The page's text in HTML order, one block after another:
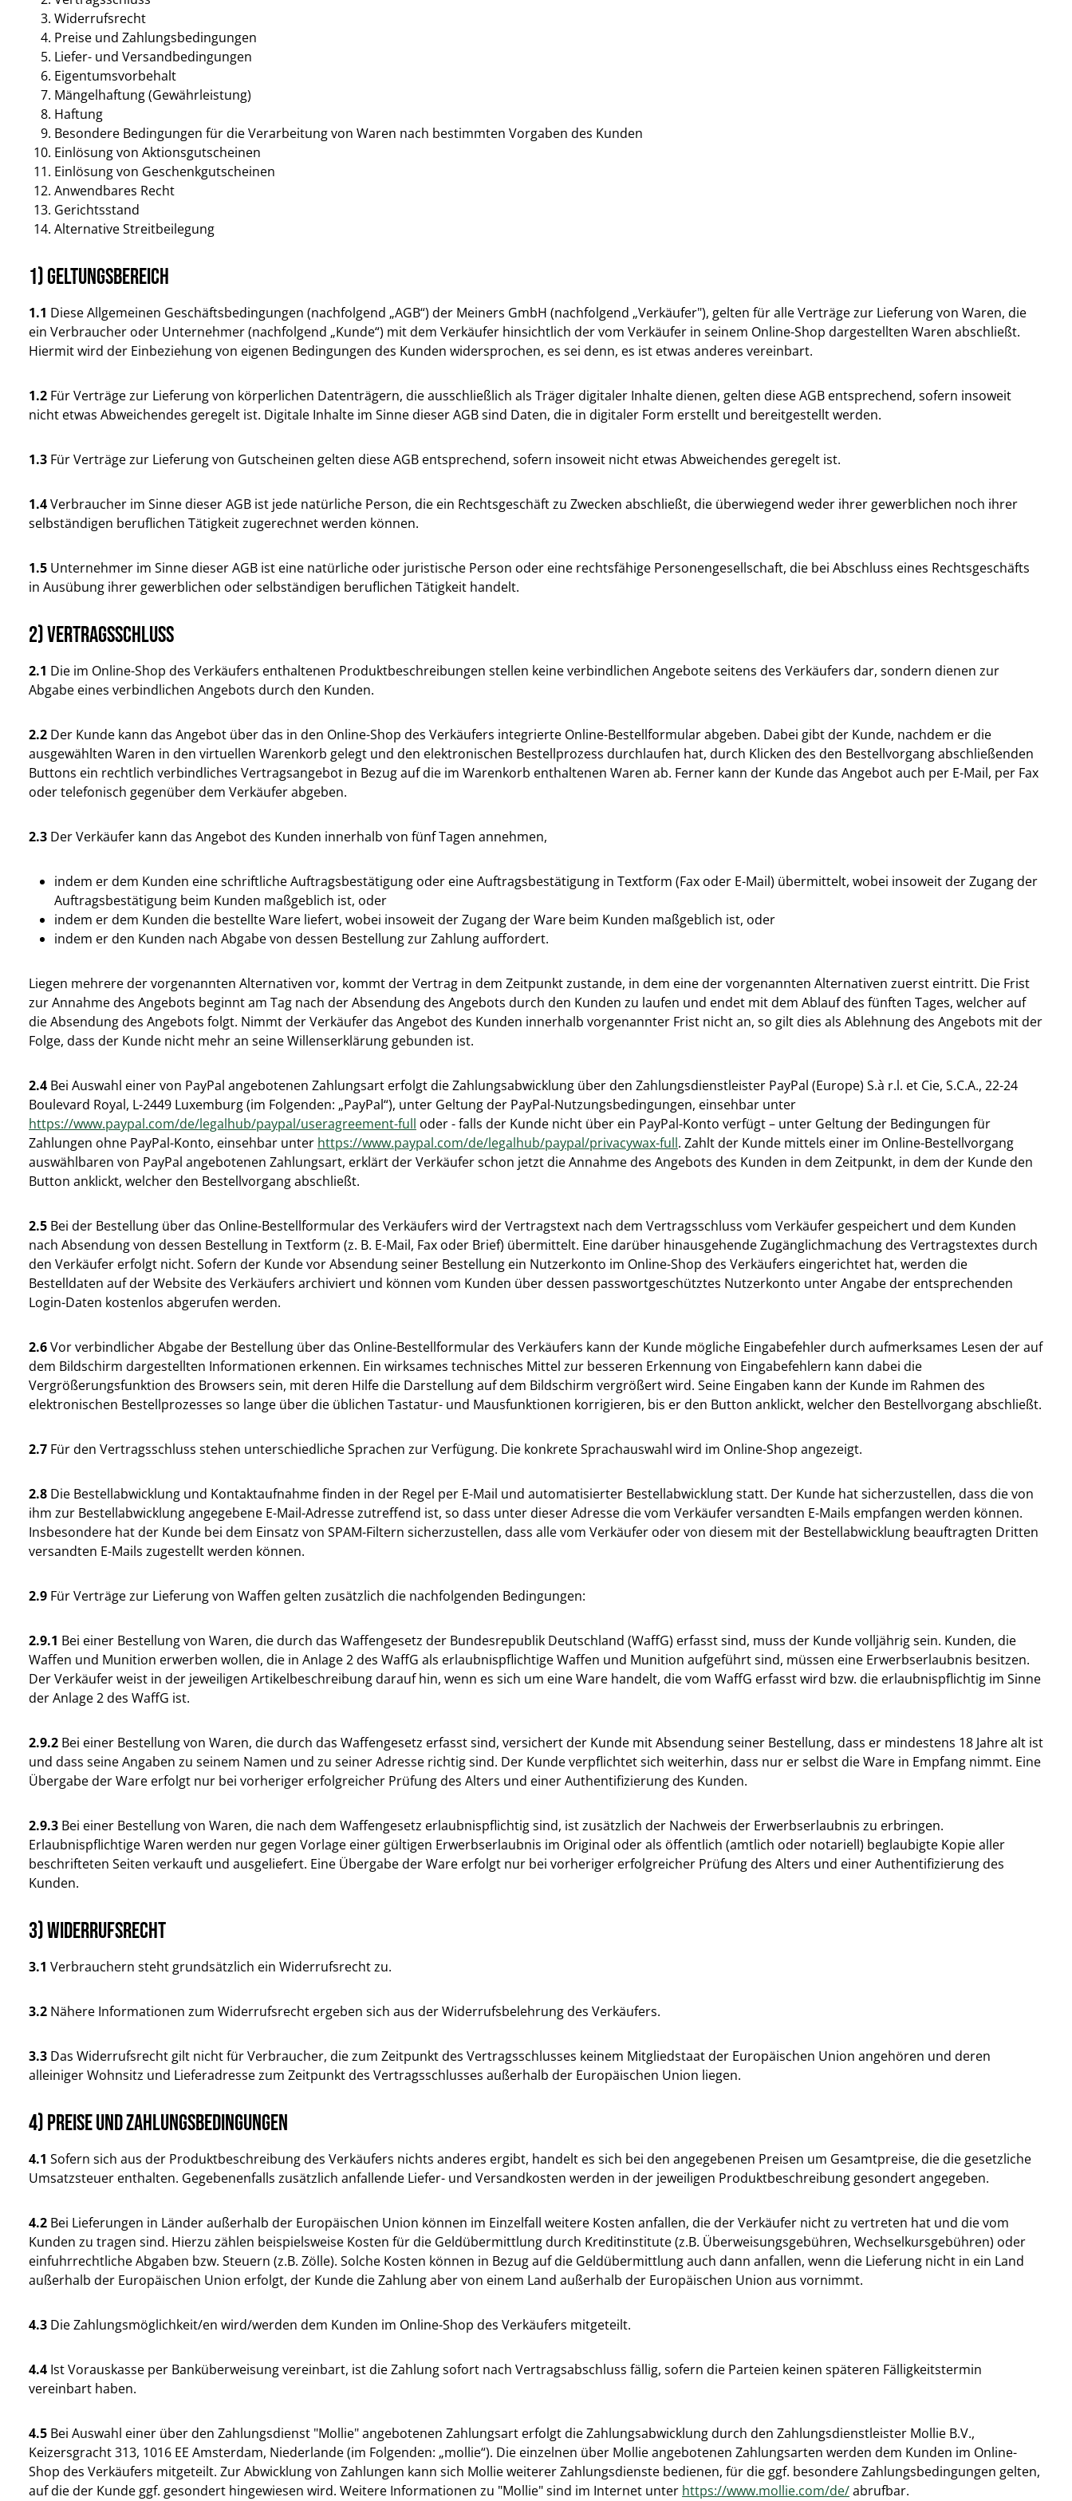
Widerrufsrecht
Preise und Zahlungsbedingungen
Liefer- und Versandbedingungen
Eigentumsvorbehalt
Mängelhaftung (Gewährleistung)
Haftung
Besondere Bedingungen für die Verarbeitung von Waren nach bestimmten Vorgaben des Kunden
Einlösung von Aktionsgutscheinen
Einlösung von Geschenkgutscheinen
Anwendbares Recht
Gerichtsstand
Alternative Streitbeilegung
1) Geltungsbereich
1.1 Diese Allgemeinen Geschäftsbedingungen (nachfolgend „AGB“) der Meiners GmbH (nachfolgend „Verkäufer"), gelten für alle Verträge zur Lieferung von Waren, die
ein Verbraucher oder Unternehmer (nachfolgend „Kunde“) mit dem Verkäufer hinsichtlich der vom Verkäufer in seinem Online-Shop dargestellten Waren abschließt.
Hiermit wird der Einbeziehung von eigenen Bedingungen des Kunden widersprochen, es sei denn, es ist etwas anderes vereinbart.
1.2 Für Verträge zur Lieferung von körperlichen Datenträgern, die ausschließlich als Träger digitaler Inhalte dienen, gelten diese AGB entsprechend, sofern insoweit
nicht etwas Abweichendes geregelt ist. Digitale Inhalte im Sinne dieser AGB sind Daten, die in digitaler Form erstellt und bereitgestellt werden.
1.3 Für Verträge zur Lieferung von Gutscheinen gelten diese AGB entsprechend, sofern insoweit nicht etwas Abweichendes geregelt ist.
1.4Verbraucher im Sinne dieser AGB ist jede natürliche Person, die ein Rechtsgeschäft zu Zwecken abschließt, die überwiegend weder ihrer gewerblichen noch ihrer
selbständigen beruflichen Tätigkeit zugerechnet werden können.
1.5 Unternehmer im Sinne dieser AGB ist eine natürliche oder juristische Person oder eine rechtsfähige Personengesellschaft, die bei Abschluss eines Rechtsgeschäfts
in Ausübung ihrer gewerblichen oder selbständigen beruflichen Tätigkeit handelt.
2) Vertragsschluss
2.1 Die im Online-Shop des Verkäufers enthaltenen Produktbeschreibungen stellen keine verbindlichen Angebote seitens des Verkäufers dar, sondern dienen zur
Abgabe eines verbindlichen Angebots durch den Kunden.
2.2 Der Kunde kann das Angebot über das in den Online-Shop des Verkäufers integrierte Online-Bestellformular abgeben. Dabei gibt der Kunde, nachdem er die
ausgewählten Waren in den virtuellen Warenkorb gelegt und den elektronischen Bestellprozess durchlaufen hat, durch Klicken des den Bestellvorgang abschließenden
Buttons ein rechtlich verbindliches Vertragsangebot in Bezug auf die im Warenkorb enthaltenen Waren ab. Ferner kann der Kunde das Angebot auch per E-Mail, per Fax
oder telefonisch gegenüber dem Verkäufer abgeben.
2.3 Der Verkäufer kann das Angebot des Kunden innerhalb von fünf Tagen annehmen,
indem er dem Kunden eine schriftliche Auftragsbestätigung oder eine Auftragsbestätigung in Textform (Fax oder E-Mail) übermittelt, wobei insoweit der Zugang der
Auftragsbestätigung beim Kunden maßgeblich ist, oder
indem er dem Kunden die bestellte Ware liefert, wobei insoweit der Zugang der Ware beim Kunden maßgeblich ist, oder
indem er den Kunden nach Abgabe von dessen Bestellung zur Zahlung auffordert.
Liegen mehrere der vorgenannten Alternativen vor, kommt der Vertrag in dem Zeitpunkt zustande, in dem eine der vorgenannten Alternativen zuerst eintritt. Die Frist
zur Annahme des Angebots beginnt am Tag nach der Absendung des Angebots durch den Kunden zu laufen und endet mit dem Ablauf des fünften Tages, welcher auf
die Absendung des Angebots folgt. Nimmt der Verkäufer das Angebot des Kunden innerhalb vorgenannter Frist nicht an, so gilt dies als Ablehnung des Angebots mit der
Folge, dass der Kunde nicht mehr an seine Willenserklärung gebunden ist.
2.4 Bei Auswahl einer von PayPal angebotenen Zahlungsart erfolgt die Zahlungsabwicklung über den Zahlungsdienstleister PayPal (Europe) S.à r.l. et Cie, S.C.A., 22-24
Boulevard Royal, L-2449 Luxemburg (im Folgenden: „PayPal“), unter Geltung der PayPal-Nutzungsbedingungen, einsehbar unter
https://www.paypal.com/de/legalhub/paypal/useragreement-full oder - falls der Kunde nicht über ein PayPal-Konto verfügt – unter Geltung der Bedingungen für
Zahlungen ohne PayPal-Konto, einsehbar unter https://www.paypal.com/de/legalhub/paypal/privacywax-full. Zahlt der Kunde mittels einer im Online-Bestellvorgang
auswählbaren von PayPal angebotenen Zahlungsart, erklärt der Verkäufer schon jetzt die Annahme des Angebots des Kunden in dem Zeitpunkt, in dem der Kunde den
Button anklickt, welcher den Bestellvorgang abschließt.
2.5 Bei der Bestellung über das Online-Bestellformular des Verkäufers wird der Vertragstext nach dem Vertragsschluss vom Verkäufer gespeichert und dem Kunden
nach Absendung von dessen Bestellung in Textform (z. B. E-Mail, Fax oder Brief) übermittelt. Eine darüber hinausgehende Zugänglichmachung des Vertragstextes durch
den Verkäufer erfolgt nicht. Sofern der Kunde vor Absendung seiner Bestellung ein Nutzerkonto im Online-Shop des Verkäufers eingerichtet hat, werden die
Bestelldaten auf der Website des Verkäufers archiviert und können vom Kunden über dessen passwortgeschütztes Nutzerkonto unter Angabe der entsprechenden
Login-Daten kostenlos abgerufen werden.
2.6Vor verbindlicher Abgabe der Bestellung über das Online-Bestellformular des Verkäufers kann der Kunde mögliche Eingabefehler durch aufmerksames Lesen der auf
dem Bildschirm dargestellten Informationen erkennen. Ein wirksames technisches Mittel zur besseren Erkennung von Eingabefehlern kann dabei die
Vergrößerungsfunktion des Browsers sein, mit deren Hilfe die Darstellung auf dem Bildschirm vergrößert wird. Seine Eingaben kann der Kunde im Rahmen des
elektronischen Bestellprozesses so lange über die üblichen Tastatur- und Mausfunktionen korrigieren, bis er den Button anklickt, welcher den Bestellvorgang abschließt.
2.7 Für den Vertragsschluss stehen unterschiedliche Sprachen zur Verfügung. Die konkrete Sprachauswahl wird im Online-Shop angezeigt.
2.8 Die Bestellabwicklung und Kontaktaufnahme finden in der Regel per E-Mail und automatisierter Bestellabwicklung statt. Der Kunde hat sicherzustellen, dass die von
ihm zur Bestellabwicklung angegebene E-Mail-Adresse zutreffend ist, so dass unter dieser Adresse die vom Verkäufer versandten E-Mails empfangen werden können.
Insbesondere hat der Kunde bei dem Einsatz von SPAM-Filtern sicherzustellen, dass alle vom Verkäufer oder von diesem mit der Bestellabwicklung beauftragten Dritten
versandten E-Mails zugestellt werden können.
2.9 Für Verträge zur Lieferung von Waffen gelten zusätzlich die nachfolgenden Bedingungen:
2.9.1 Bei einer Bestellung von Waren, die durch das Waffengesetz der Bundesrepublik Deutschland (WaffG) erfasst sind, muss der Kunde volljährig sein. Kunden, die
Waffen und Munition erwerben wollen, die in Anlage 2 des WaffG als erlaubnispflichtige Waffen und Munition aufgeführt sind, müssen eine Erwerbserlaubnis besitzen.
Der Verkäufer weist in der jeweiligen Artikelbeschreibung darauf hin, wenn es sich um eine Ware handelt, die vom WaffG erfasst wird bzw. die erlaubnispflichtig im Sinne
der Anlage 2 des WaffG ist.
2.9.2 Bei einer Bestellung von Waren, die durch das Waffengesetz erfasst sind, versichert der Kunde mit Absendung seiner Bestellung, dass er mindestens 18 Jahre alt ist
und dass seine Angaben zu seinem Namen und zu seiner Adresse richtig sind. Der Kunde verpflichtet sich weiterhin, dass nur er selbst die Ware in Empfang nimmt. Eine
Übergabe der Ware erfolgt nur bei vorheriger erfolgreicher Prüfung des Alters und einer Authentifizierung des Kunden.
2.9.3 Bei einer Bestellung von Waren, die nach dem Waffengesetz erlaubnispflichtig sind, ist zusätzlich der Nachweis der Erwerbserlaubnis zu erbringen.
Erlaubnispflichtige Waren werden nur gegen Vorlage einer gültigen Erwerbserlaubnis im Original oder als öffentlich (amtlich oder notariell) beglaubigte Kopie aller
beschrifteten Seiten verkauft und ausgeliefert. Eine Übergabe der Ware erfolgt nur bei vorheriger erfolgreicher Prüfung des Alters und einer Authentifizierung des
Kunden.
3) Widerrufsrecht
3.1 Verbrauchern steht grundsätzlich ein Widerrufsrecht zu.
3.2 Nähere Informationen zum Widerrufsrecht ergeben sich aus der Widerrufsbelehrung des Verkäufers.
3.3 Das Widerrufsrecht gilt nicht für Verbraucher, die zum Zeitpunkt des Vertragsschlusses keinem Mitgliedstaat der Europäischen Union angehören und deren
alleiniger Wohnsitz und Lieferadresse zum Zeitpunkt des Vertragsschlusses außerhalb der Europäischen Union liegen.
4) Preise und Zahlungsbedingungen
4.1 Sofern sich aus der Produktbeschreibung des Verkäufers nichts anderes ergibt, handelt es sich bei den angegebenen Preisen um Gesamtpreise, die die gesetzliche
Umsatzsteuer enthalten. Gegebenenfalls zusätzlich anfallende Liefer- und Versandkosten werden in der jeweiligen Produktbeschreibung gesondert angegeben.
4.2 Bei Lieferungen in Länder außerhalb der Europäischen Union können im Einzelfall weitere Kosten anfallen, die der Verkäufer nicht zu vertreten hat und die vom
Kunden zu tragen sind. Hierzu zählen beispielsweise Kosten für die Geldübermittlung durch Kreditinstitute (z.B. Überweisungsgebühren, Wechselkursgebühren) oder
einfuhrrechtliche Abgaben bzw. Steuern (z.B. Zölle). Solche Kosten können in Bezug auf die Geldübermittlung auch dann anfallen, wenn die Lieferung nicht in ein Land
außerhalb der Europäischen Union erfolgt, der Kunde die Zahlung aber von einem Land außerhalb der Europäischen Union aus vornimmt.
4.3 Die Zahlungsmöglichkeit/en wird/werden dem Kunden im Online-Shop des Verkäufers mitgeteilt.
4.4 Ist Vorauskasse per Banküberweisung vereinbart, ist die Zahlung sofort nach Vertragsabschluss fällig, sofern die Parteien keinen späteren Fälligkeitstermin
vereinbart haben.
4.5 Bei Auswahl einer über den Zahlungsdienst "Mollie" angebotenen Zahlungsart erfolgt die Zahlungsabwicklung durch den Zahlungsdienstleister Mollie B.V.,
Keizersgracht 313, 1016 EE Amsterdam, Niederlande (im Folgenden: „mollie“). Die einzelnen über Mollie angebotenen Zahlungsarten werden dem Kunden im Online-
Shop des Verkäufers mitgeteilt. Zur Abwicklung von Zahlungen kann sich Mollie weiterer Zahlungsdienste bedienen, für die ggf. besondere Zahlungsbedingungen gelten,
auf die der Kunde ggf. gesondert hingewiesen wird. Weitere Informationen zu "Mollie" sind im Internet unter https://www.mollie.com/de/abrufbar.